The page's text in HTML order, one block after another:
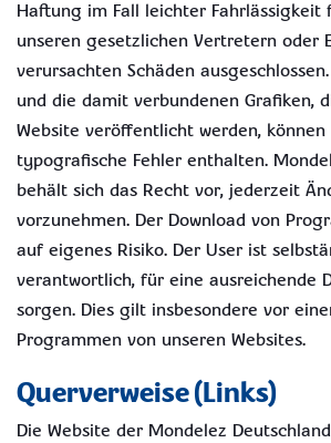
Haftung im Fall leichter Fahrlässigkeit
unseren gesetzlichen Vertretern oder
verursachten Schäden
und die damit verbundenen Grafiken,
Website veröffentlicht werden,
typografische Fehler enthalten.
behält sich das Recht vor, jederzeit
vorzunehmen. Der Download von
auf eigenes Risiko. Der User ist
verantwortlich, für eine ausreichende
sorgen. Dies gilt insbesondere vor
Programmen von unseren Websites.
Querverweise (Links)
Die Website der Mondelez